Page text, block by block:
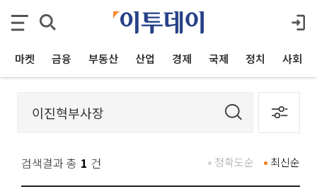
마켓 금융 부동산 산업 경제 국제 정치 사회
검색결과 총 1 건 최신순
정확도순